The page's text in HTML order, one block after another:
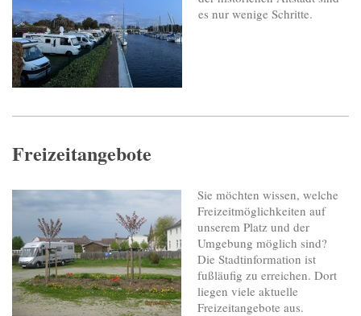
es nur wenige Schritte.
Freizeitangebote
Sie möchten wissen, welche
Freizeitmöglichkeiten auf
unserem Platz und der
Umgebung möglich sind?
Die Stadtinformation ist
fußläufig zu erreichen. Dort
liegen viele aktuelle
Freizeitangebote aus.